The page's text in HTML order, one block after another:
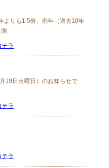
りも1.5倍、例年（過去10年
チラ
19日火曜日）のお知らせで
チラ
チラ